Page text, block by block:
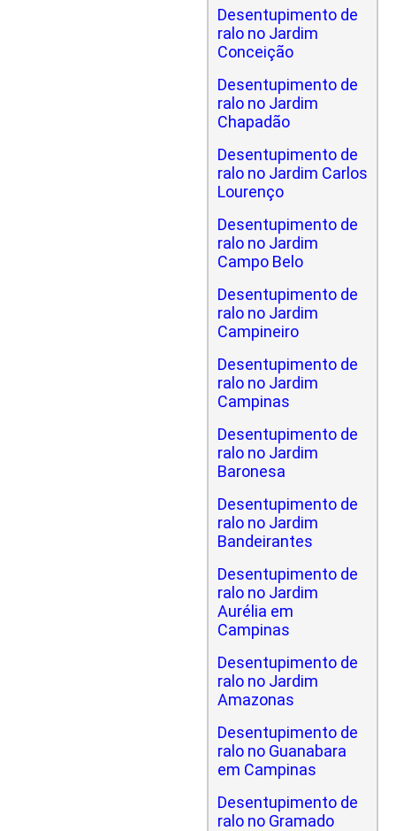
Desentupimento de
ralo no Jardim
Conceição
Desentupimento de
ralo no Jardim
Chapadão
Desentupimento de
ralo no Jardim Carlos
Lourenço
Desentupimento de
ralo no Jardim
Campo Belo
Desentupimento de
ralo no Jardim
Campineiro
Desentupimento de
ralo no Jardim
Campinas
Desentupimento de
ralo no Jardim
Baronesa
Desentupimento de
ralo no Jardim
Bandeirantes
Desentupimento de
ralo no Jardim
Aurélia em
Campinas
Desentupimento de
ralo no Jardim
Amazonas
Desentupimento de
ralo no Guanabara
em Campinas
Desentupimento de
ralo no Gramado